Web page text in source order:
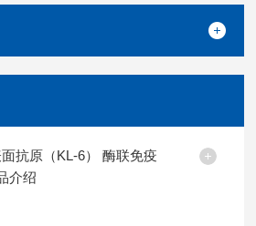
抗原（KL-6） 酶联免疫
介绍